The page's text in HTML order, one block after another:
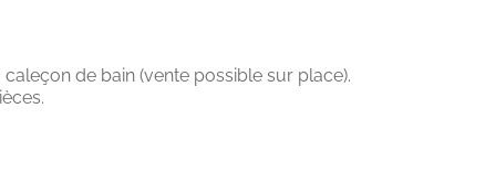
de bain (vente possible sur place).